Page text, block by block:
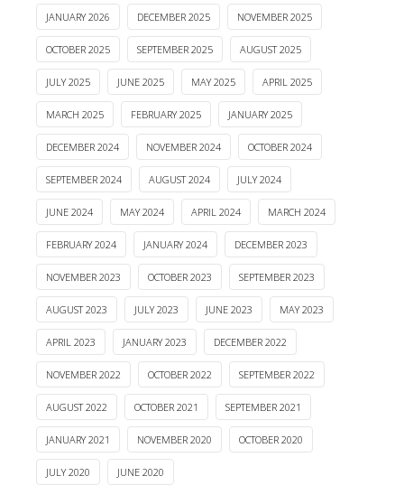
JANUARY 2026 DECEMBER 2025 NOVEMBER 2025
OCTOBER 2025 SEPTEMBER 2025 AUGUST 2025
JULY 2025 JUNE 2025 MAY 2025 APRIL 2025
MARCH 2025 FEBRUARY 2025 JANUARY 2025
DECEMBER 2024 NOVEMBER 2024 OCTOBER 2024
SEPTEMBER 2024 AUGUST 2024 JULY 2024
JUNE 2024 MAY 2024 APRIL 2024 MARCH 2024
FEBRUARY 2024 JANUARY 2024 DECEMBER 2023
NOVEMBER 2023 OCTOBER 2023 SEPTEMBER 2023
AUGUST 2023 JULY 2023 JUNE 2023 MAY 2023
APRIL 2023 JANUARY 2023 DECEMBER 2022
NOVEMBER 2022 OCTOBER 2022 SEPTEMBER 2022
AUGUST 2022 OCTOBER 2021 SEPTEMBER 2021
JANUARY 2021 NOVEMBER 2020 OCTOBER 2020
JULY 2020 JUNE 2020